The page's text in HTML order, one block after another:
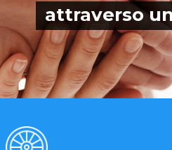
attraverso